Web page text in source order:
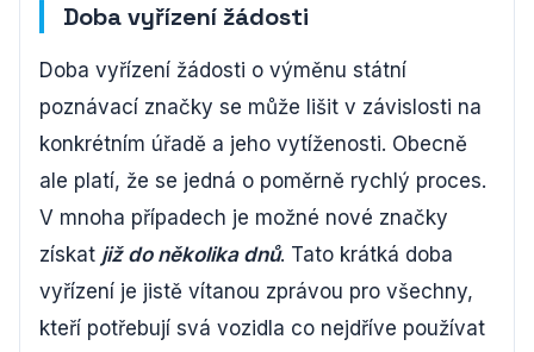
Doba vyřízení žádosti
Doba vyřízení žádosti o výměnu státní
poznávací značky se může lišit v závislosti na
konkrétním úřadě a jeho vytíženosti. Obecně
ale platí, že se jedná o poměrně rychlý proces.
V mnoha případech je možné nové značky
získat již do několika dnů. Tato krátká doba
vyřízení je jistě vítanou zprávou pro všechny,
kteří potřebují svá vozidla co nejdříve používat